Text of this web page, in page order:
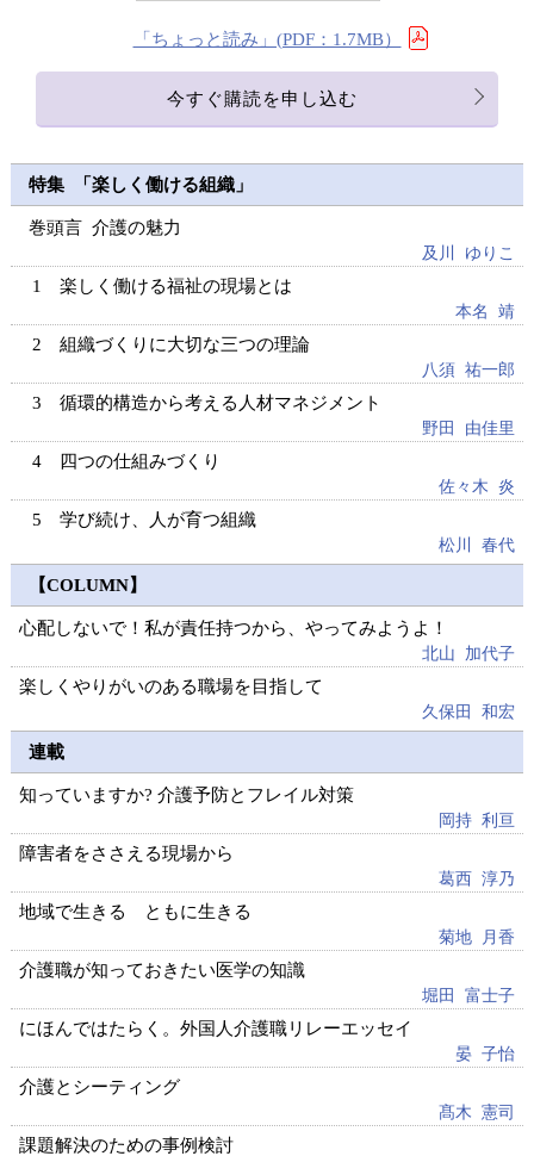
「ちょっと読み」(PDF：1.7MB）
今すぐ購読を申し込む
特集 「 楽しく働ける組織」
巻頭言 介護の魅力
及川 ゆりこ
楽しく働ける福祉の現場とは
本名 靖
組織づくりに大切な三つの理論
八須 祐一郎
循環的構造から考える人材マネジメント
野田 由佳里
四つの仕組みづくり
佐々木 炎
学び続け、人が育つ組織
松川 春代
【COLUMN】
心配しないで！私が責任持つから、やってみようよ！
北山 加代子
楽しくやりがいのある職場を目指して
久保田 和宏
連載
知っていますか? 介護予防とフレイル対策
岡持 利亘
障害者をささえる現場から
葛西 淳乃
地域で生きる ともに生きる
菊地 月香
介護職が知っておきたい医学の知識
堀田 富士子
にほんではたらく。外国人介護職リレーエッセイ
晏 子怡
介護とシーティング
髙木 憲司
課題解決のための事例検討